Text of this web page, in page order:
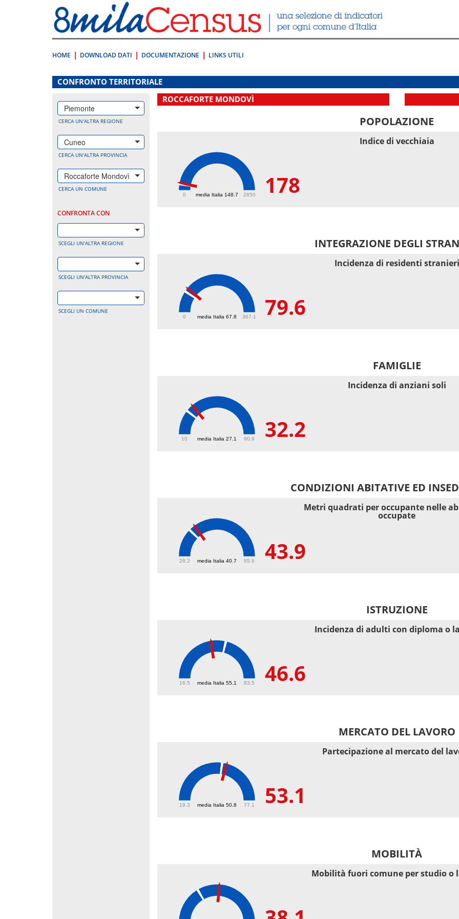
direttamente
a:
Contenuto
HOME DOWNLOAD DATI DOCUMENTAZIONE LINKS UTILI
.
CONFRONTO TERRITORIALE
Piemonte
CERCA UN'ALTRA REGIONE
Cuneo
CERCA UN'ALTRA PROVINCIA
Roccaforte Mondovì
CERCA UN COMUNE
CONFRONTA CON
SCEGLI UN'ALTRA REGIONE
SCEGLI UN'ALTRA PROVINCIA
SCEGLI UN COMUNE
ROCCAFORTE MONDOVÌ
POPOLAZIONE
media Italia 148.7
0 2850 178
Indice di vecchiaia
INTEGRAZIONE DEGLI
media Italia 67.8
0 367.1 79.6
Incidenza di residenti stranieri
FAMIGLIE
media Italia 27.1
10 90.9 32.2
Incidenza di anziani soli
CONDIZIONI ABITATIVE ED
media Italia 40.7
26.2 85.6 43.9
Metri quadrati per occupante nelle
occupate
ISTRUZIONE
media Italia 55.1
16.5 83.5 46.6
Incidenza di adulti con diploma o
MERCATO DEL LAVORO
media Italia 50.8
19.3 77.1 53.1
Partecipazione al mercato del
MOBILITÀ
Mobilità fuori comune per studio o